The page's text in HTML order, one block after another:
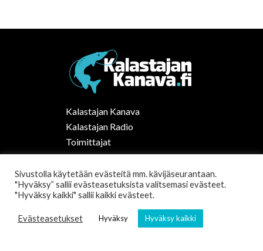
Kalastajan Kanava
Kalastajan Radio
Toimittajat
Kalaruoka
Vapaa-ajan kalastus Suomessa
Tilaa uutiskirje
Sivustolla käytetään evästeitä mm. kävijäseurantaan.
"Hyväksy” sallii evästeasetuksista valitsemasi evästeet.
"Hyväksy kaikki" sallii kaikki evästeet.
Evästeasetukset Hyväksy Hyväksy kaikki